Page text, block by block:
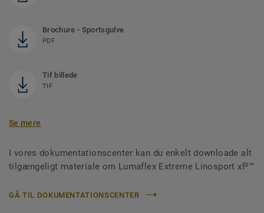
Brochure - Sportsgulve
PDF
Tif billede
TIF
Se mere
I vores dokumentationscenter kan du enkelt downloade alt
tilgængeligt materiale om Lumaflex Extreme Linosport xf²™
GÅ TIL DOKUMENTATIONSCENTER